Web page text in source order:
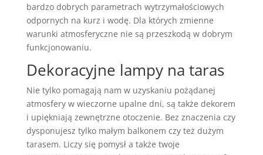
bardzo dobrych parametrach wytrzymałościowych
odpornych na kurz i wodę. Dla których zmienne
warunki atmosferyczne nie są przeszkodą w dobrym
funkcjonowaniu.
Dekoracyjne lampy na taras
Nie tylko pomagają nam w uzyskaniu pożądanej
atmosfery w wieczorne upalne dni, są także dekorem
i upiękniają zewnętrzne otoczenie. Bez znaczenia czy
dysponujesz tylko małym balkonem czy też dużym
tarasem. Liczy się pomysł a także twoje